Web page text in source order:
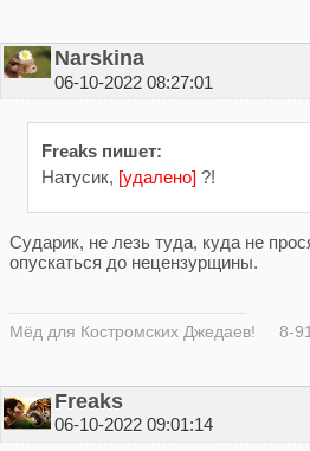
Narskina
06-10-2022 08:27:01
Freaks пишет:
Натусик, [удалено]?!
Сударик, не лезь туда, куда не
опускаться до нецензурщины.
Мёд для Костромских Джедаев! 8-
Freaks
06-10-2022 09:01:14